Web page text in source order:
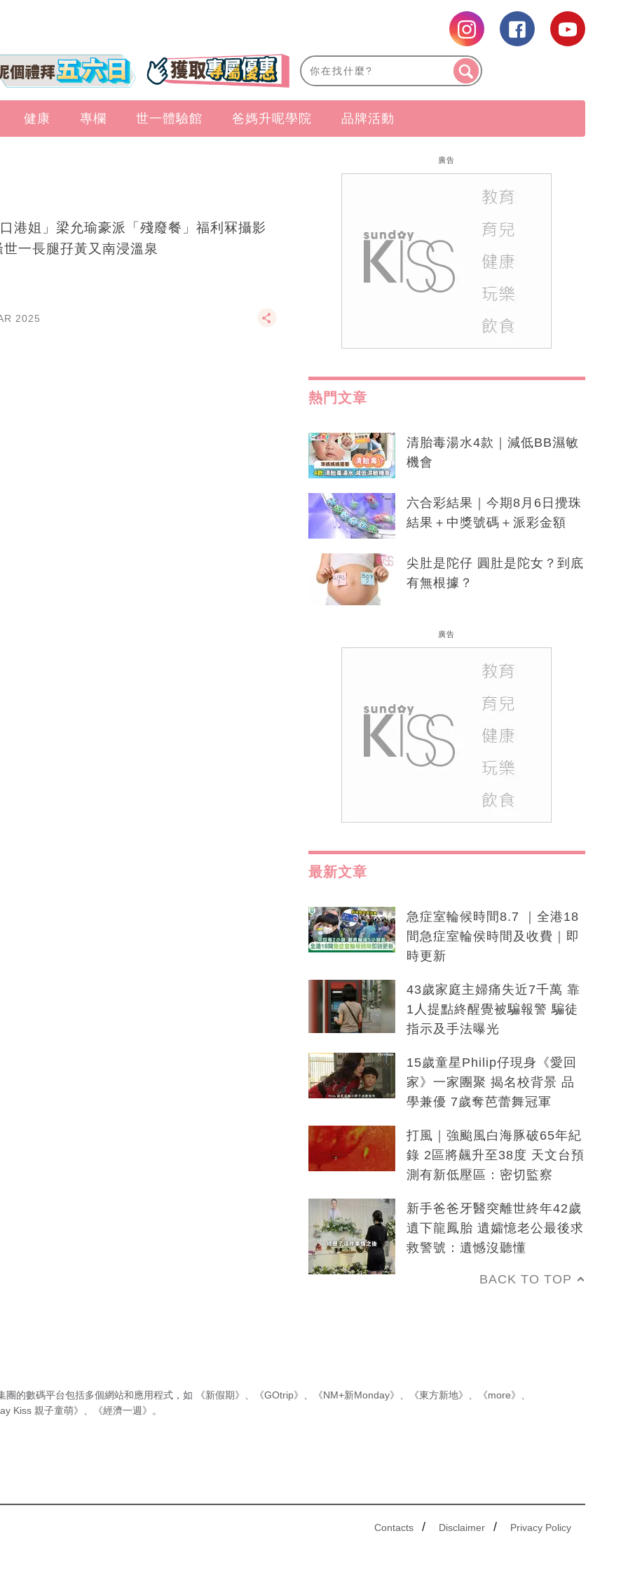
健康 專欄 世一體驗館 爸媽升呢學院 品牌活動
港姐」梁允瑜豪派「殘廢餐」福利冧攝影
騷世一長腿孖黃又南浸溫泉
2025
廣告
熱門文章
清胎毒湯水4款｜減低BB濕敏
機會
六合彩結果｜今期8月6日攪珠
結果＋中獎號碼＋派彩金額
尖肚是陀仔 圓肚是陀女？到底
有無根據？
廣告
最新文章
急症室輪候時間8.7 ｜全港18
間急症室輪侯時間及收費｜即
時更新
43歲家庭主婦痛失近7千萬 靠
1人提點終醒覺被騙報警 騙徒
指示及手法曝光
15歲童星Philip仔現身《愛回
家》一家團聚 揭名校背景 品
學兼優 7歲奪芭蕾舞冠軍
打風｜強颱風白海豚破65年紀
錄 2區將飆升至38度 天文台預
測有新低壓區：密切監察
新手爸爸牙醫突離世終年42歲
遺下龍鳳胎 遺孀憶老公最後求
救警號：遺憾沒聽懂
BACK TO TOP
團的數碼平台包括多個網站和應用程式，如 《新假期》 《GOtrip》 《NM+新Monday》 《東方新地》 《more》
Kiss 親子童萌》
《經濟一週》 。
Contacts / Disclaimer / Privacy Policy